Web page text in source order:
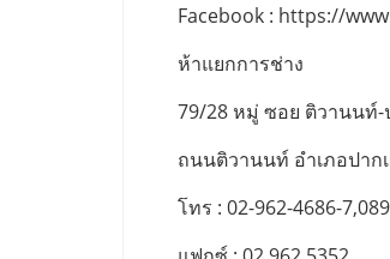
Facebook : https://
ห้าแยกการช่าง
79/28 หมู่ ซอย ติวานนท์-
ถนนติวานนท์ อำเภอปาก
โทร : 02-962-4686-